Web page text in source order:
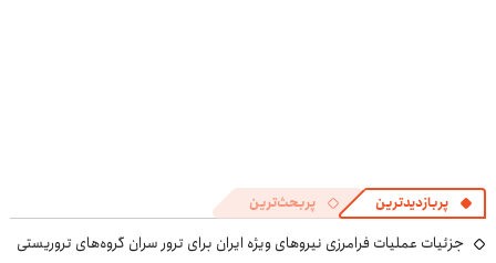
پربازدیدترین پربحث‌ترین
جزئیات عملیات فرامرزی نیروهای ویژه ایران برای ترور سران گروه‌های تروریستی